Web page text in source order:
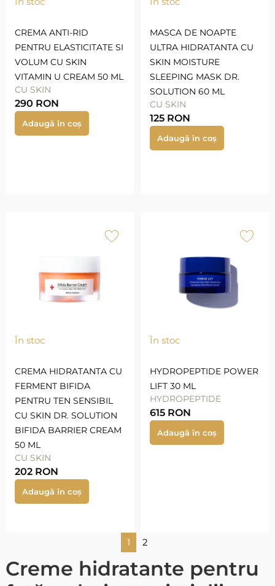
CREMA ANTI-RID
PENTRU ELASTICITATE SI
VOLUM CU SKIN
VITAMIN U CREAM 50 ML
CU SKIN
290 RON
Adaugă în coș
MASCA DE NOAPTE
ULTRA HIDRATANTA CU
SKIN MOISTURE
SLEEPING MASK DR.
SOLUTION 60 ML
CU SKIN
125 RON
Adaugă în coș
În stoc
CREMA HIDRATANTA CU
FERMENT BIFIDA
PENTRU TEN SENSIBIL
CU SKIN DR. SOLUTION
BIFIDA BARRIER CREAM
50 ML
CU SKIN
202 RON
Adaugă în coș
În stoc
HYDROPEPTIDE POWER
LIFT 30 ML
HYDROPEPTIDE
615 RON
Adaugă în coș
1 2
Creme hidratante pentru